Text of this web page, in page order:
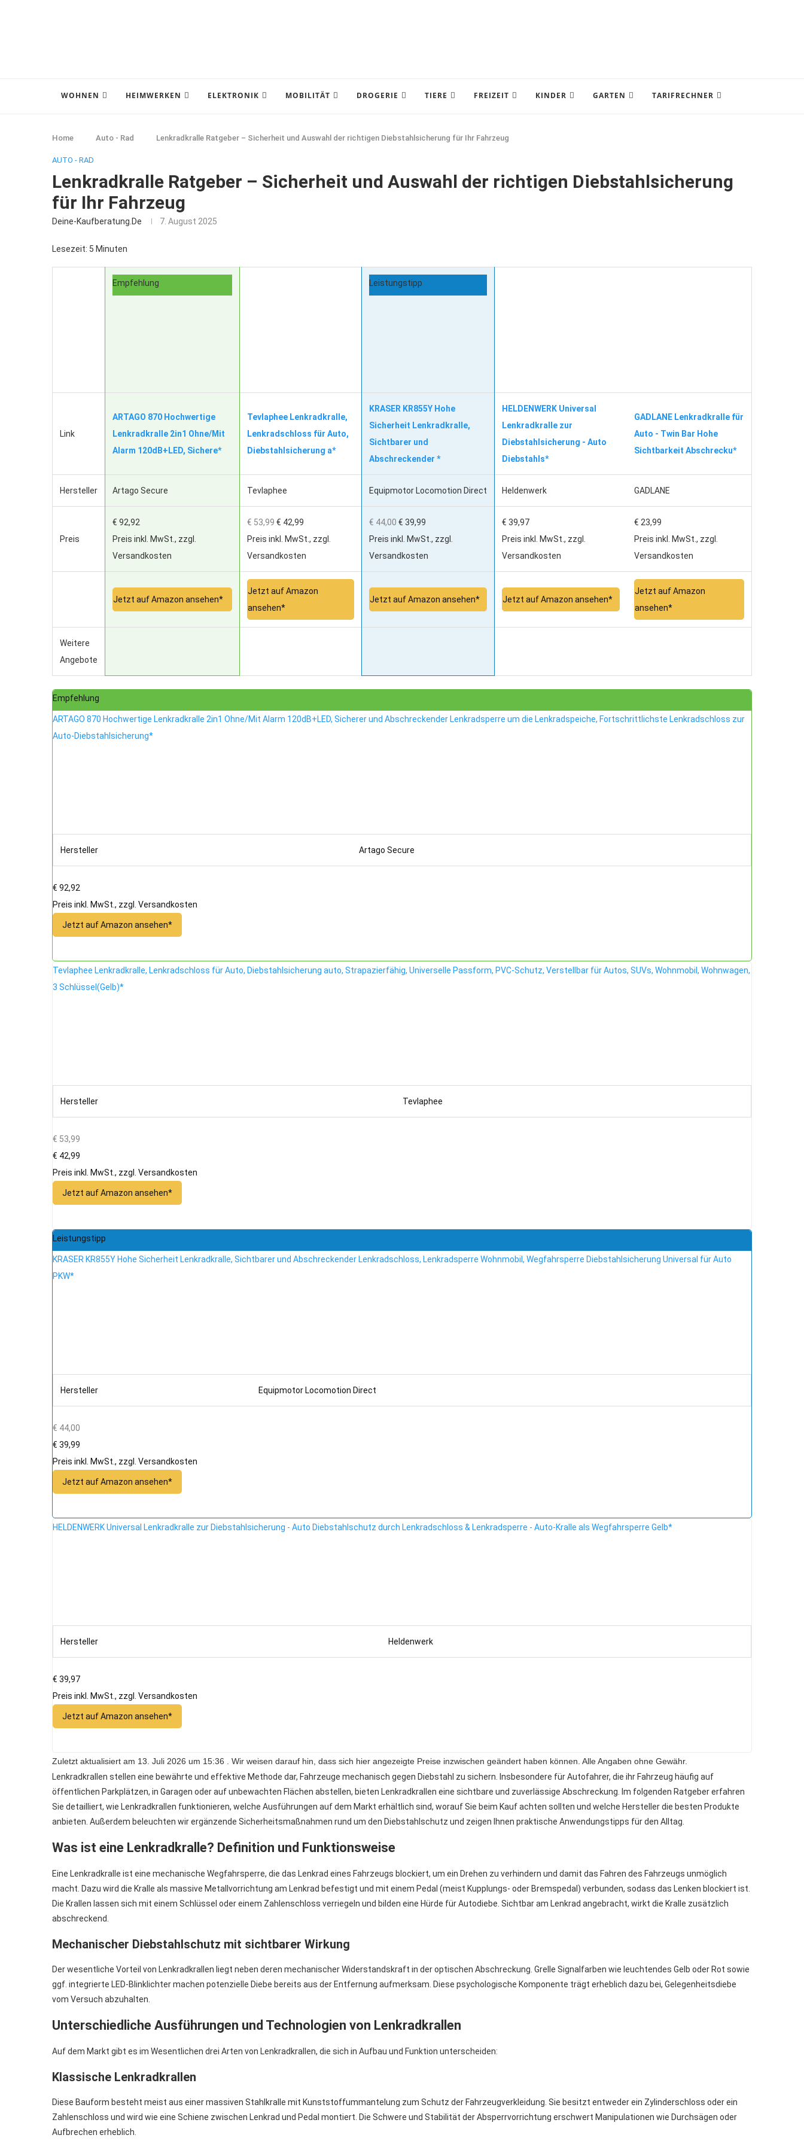
WOHNEN HEIMWERKEN ELEKTRONIK MOBILITÄT DROGERIE TIERE FREIZEIT KINDER GARTEN TARIFRECHNER
Home Auto - Rad Lenkradkralle Ratgeber – Sicherheit und Auswahl der richtigen Diebstahlsicherung für Ihr Fahrzeug
AUTO - RAD
Lenkradkralle Ratgeber – Sicherheit und Auswahl der richtigen Diebstahlsicherung
für Ihr Fahrzeug
Deine-Kaufberatung.de 7. August 2025
Lesezeit: 5 Minuten
Empfehlung Leistungstipp
Link
ARTAGO 870 Hochwertige
Lenkradkralle 2in1 Ohne/Mit
Alarm 120dB+LED, Sichere*
Tevlaphee Lenkradkralle,
Lenkradschloss für Auto,
Diebstahlsicherung a*
KRASER KR855Y Hohe
Sicherheit Lenkradkralle,
Sichtbarer und
Abschreckender *
HELDENWERK Universal
Lenkradkralle zur
Diebstahlsicherung - Auto
Diebstahls*
GADLANE Lenkradkralle für
Auto - Twin Bar Hohe
Sichtbarkeit Abschrecku*
Hersteller Artago Secure Tevlaphee Equipmotor Locomotion Direct Heldenwerk GADLANE
Preis
€ 92,92
Preis inkl. MwSt., zzgl.
Versandkosten
€ 53,99 € 42,99
Preis inkl. MwSt., zzgl.
Versandkosten
€ 44,00 € 39,99
Preis inkl. MwSt., zzgl.
Versandkosten
€ 39,97
Preis inkl. MwSt., zzgl.
Versandkosten
€ 23,99
Preis inkl. MwSt., zzgl.
Versandkosten
Jetzt auf Amazon ansehen*
Jetzt auf Amazon
ansehen*
Jetzt auf Amazon ansehen* Jetzt auf Amazon ansehen*
Jetzt auf Amazon
ansehen*
Weitere
Angebote
Empfehlung
ARTAGO 870 Hochwertige Lenkradkralle 2in1 Ohne/Mit Alarm 120dB+LED, Sicherer und Abschreckender Lenkradsperre um die Lenkradspeiche, Fortschrittlichste Lenkradschloss zur
Auto-Diebstahlsicherung*
Hersteller Artago Secure
€ 92,92
Preis inkl. MwSt., zzgl. Versandkosten
Jetzt auf Amazon ansehen*
Tevlaphee Lenkradkralle, Lenkradschloss für Auto, Diebstahlsicherung auto, Strapazierfähig, Universelle Passform, PVC-Schutz, Verstellbar für Autos, SUVs, Wohnmobil, Wohnwagen,
3 Schlüssel(Gelb)*
Hersteller Tevlaphee
€ 53,99
€ 42,99
Preis inkl. MwSt., zzgl. Versandkosten
Jetzt auf Amazon ansehen*
Leistungstipp
KRASER KR855Y Hohe Sicherheit Lenkradkralle, Sichtbarer und Abschreckender Lenkradschloss, Lenkradsperre Wohnmobil, Wegfahrsperre Diebstahlsicherung Universal für Auto
PKW*
Hersteller Equipmotor Locomotion Direct
€ 44,00
€ 39,99
Preis inkl. MwSt., zzgl. Versandkosten
Jetzt auf Amazon ansehen*
HELDENWERK Universal Lenkradkralle zur Diebstahlsicherung - Auto Diebstahlschutz durch Lenkradschloss & Lenkradsperre - Auto-Kralle als Wegfahrsperre Gelb*
Hersteller Heldenwerk
€ 39,97
Preis inkl. MwSt., zzgl. Versandkosten
Jetzt auf Amazon ansehen*
Zuletzt aktualisiert am 13. Juli 2026 um 15:36 . Wir weisen darauf hin, dass sich hier angezeigte Preise inzwischen geändert haben können. Alle Angaben ohne Gewähr.
Lenkradkrallen stellen eine bewährte und effektive Methode dar, Fahrzeuge mechanisch gegen Diebstahl zu sichern. Insbesondere für Autofahrer, die ihr Fahrzeug häufig auf
öffentlichen Parkplätzen, in Garagen oder auf unbewachten Flächen abstellen, bieten Lenkradkrallen eine sichtbare und zuverlässige Abschreckung. Im folgenden Ratgeber erfahren
Sie detailliert, wie Lenkradkrallen funktionieren, welche Ausführungen auf dem Markt erhältlich sind, worauf Sie beim Kauf achten sollten und welche Hersteller die besten Produkte
anbieten. Außerdem beleuchten wir ergänzende Sicherheitsmaßnahmen rund um den Diebstahlschutz und zeigen Ihnen praktische Anwendungstipps für den Alltag.
Was ist eine Lenkradkralle? Definition und Funktionsweise
Eine Lenkradkralle ist eine mechanische Wegfahrsperre, die das Lenkrad eines Fahrzeugs blockiert, um ein Drehen zu verhindern und damit das Fahren des Fahrzeugs unmöglich
macht. Dazu wird die Kralle als massive Metallvorrichtung am Lenkrad befestigt und mit einem Pedal (meist Kupplungs- oder Bremspedal) verbunden, sodass das Lenken blockiert ist.
Die Krallen lassen sich mit einem Schlüssel oder einem Zahlenschloss verriegeln und bilden eine Hürde für Autodiebe. Sichtbar am Lenkrad angebracht, wirkt die Kralle zusätzlich
abschreckend.
Mechanischer Diebstahlschutz mit sichtbarer Wirkung
Der wesentliche Vorteil von Lenkradkrallen liegt neben deren mechanischer Widerstandskraft in der optischen Abschreckung. Grelle Signalfarben wie leuchtendes Gelb oder Rot sowie
ggf. integrierte LED-Blinklichter machen potenzielle Diebe bereits aus der Entfernung aufmerksam. Diese psychologische Komponente trägt erheblich dazu bei, Gelegenheitsdiebe
vom Versuch abzuhalten.
Unterschiedliche Ausführungen und Technologien von Lenkradkrallen
Auf dem Markt gibt es im Wesentlichen drei Arten von Lenkradkrallen, die sich in Aufbau und Funktion unterscheiden:
Klassische Lenkradkrallen
Diese Bauform besteht meist aus einer massiven Stahlkralle mit Kunststoffummantelung zum Schutz der Fahrzeugverkleidung. Sie besitzt entweder ein Zylinderschloss oder ein
Zahlenschloss und wird wie eine Schiene zwischen Lenkrad und Pedal montiert. Die Schwere und Stabilität der Absperrvorrichtung erschwert Manipulationen wie Durchsägen oder
Aufbrechen erheblich.